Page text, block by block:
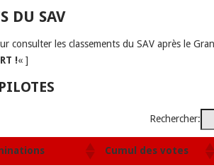
DU SAV
consulter les classements du SAV après le
!« ]
Rechercher:
Cumul des votes